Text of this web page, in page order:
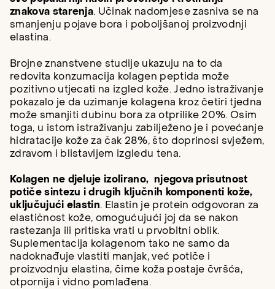
znakova starenja. Učinak nadomjese zasniva se na
smanjenju pojave bora i poboljšanoj proizvodnji
elastina.
Brojne znanstvene studije ukazuju na to da
redovita konzumacija kolagen peptida može
pozitivno utjecati na izgled kože. Jedno istraživanje
pokazalo je da uzimanje kolagena kroz četiri tjedna
može smanjiti dubinu bora za otprilike 20%. Osim
toga, u istom istraživanju zabilježeno je i povećanje
hidratacije kože za čak 28%, što doprinosi svježem,
zdravom i blistavijem izgledu tena.
Kolagen ne djeluje izolirano, njegova prisutnost
potiče sintezu i drugih ključnih komponenti kože,
uključujući elastin. Elastin je protein odgovoran za
elastičnost kože, omogućujući joj da se nakon
rastezanja ili pritiska vrati u prvobitni oblik.
Suplementacija kolagenom tako ne samo da
nadoknađuje vlastiti manjak, već potiče i
proizvodnju elastina, čime koža postaje čvršća,
otpornija i vidno pomlađena.